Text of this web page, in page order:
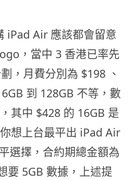
iPad Air 應該都會留意
，當中 3 香港已率先
，月費分別為 $198 、
到 128GB 不等，數
其中 $428 的 16GB 是
想上台最平出 iPad Air
選擇，合約期總金額為
要 5GB 數據，上述提